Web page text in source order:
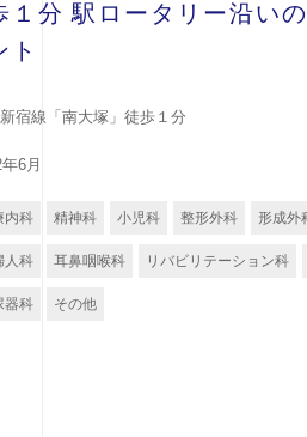
１分 駅ロータリー沿い
ト
宿線「南大塚」徒歩１分
6月
内科 精神科 小児科 整形外科 形成外
人科 耳鼻咽喉科 リバビリテーション科
器科 その他